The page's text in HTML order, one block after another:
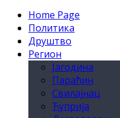
Home Page
Политика
Друштво
Регион
Јагодина
Параћин
Свилајнац
Ћуприја